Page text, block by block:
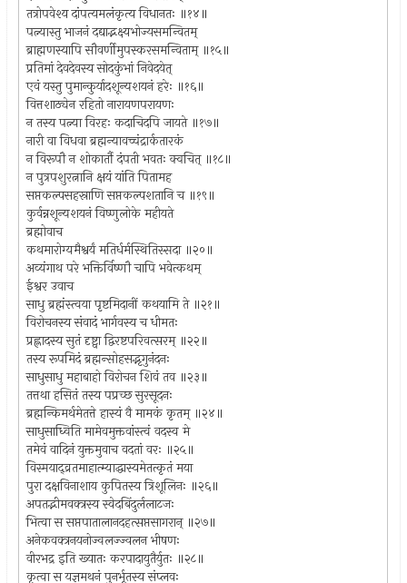
तत्रोपवेश्य दांपत्यमलंकृत्य विधानतः ॥१४॥
पत्न्यास्तु भाजनं दद्याद्भक्ष्यभोज्यसमन्वितम्
ब्राह्मणस्यापि सौवर्णीमुपस्करसमन्विताम् ॥१५॥
प्रतिमां देवदेवस्य सोदकुंभां निवेदयेत्
एवं यस्तु पुमान्कुर्यादशून्यशयनं हरेः ॥१६॥
वित्तशाठ्येन रहितो नारायणपरायणः
न तस्य पत्न्या विरहः कदाचिदपि जायते ॥१७॥
नारी वा विधवा ब्रह्मन्यावच्चंद्रार्कतारकं
न विरूपौ न शोकार्तौ दंपती भवतः क्वचित् ॥१८॥
न पुत्रपशुरत्नानि क्षयं यांति पितामह
सप्तकल्पसहस्राणि सप्तकल्पशतानि च ॥१९॥
कुर्वन्नशून्यशयनं विष्णुलोके महीयते
ब्रह्मोवाच
कथमारोग्यमैश्वर्यं मतिर्धर्मस्थितिस्सदा ॥२०॥
अव्यंगाथ परे भक्तिर्विष्णौ चापि भवेत्कथम्
ईश्वर उवाच
साधु ब्रह्मंस्त्वया पृष्टमिदानीं कथयामि ते ॥२१॥
विरोचनस्य संवादं भार्गवस्य च धीमतः
प्रह्लादस्य सुतं दृष्ट्वा द्विरष्टपरिवत्सरम् ॥२२॥
तस्य रूपमिदं ब्रह्मन्सोहसद्भृगुनंदनः
साधुसाधु महाबाहो विरोचन शिवं तव ॥२३॥
तत्तथा हसितं तस्य पप्रच्छ सुरसूदनः
ब्रह्मन्किमर्थमेतत्ते हास्यं वै मामकं कृतम् ॥२४॥
साधुसाध्विति मामेवमुक्तवांस्त्वं वदस्व मे
तमेवं वादिनं युक्तमुवाच वदतां वरः ॥२५॥
विस्मयाद्व्रतमाहात्म्याद्धास्यमेतत्कृतं मया
पुरा दक्षविनाशाय कुपितस्य त्रिशूलिनः ॥२६॥
अपतद्भीमवक्त्रस्य स्वेदबिंदुर्ललाटजः
भित्वा स सप्तपातालानदहत्सप्तसागरान् ॥२७॥
अनेकवक्त्रनयनोज्वलज्ज्वलन भीषणः
वीरभद्र इति ख्यातः करपादायुतैर्युतः ॥२८॥
कृत्वा स यज्ञमथनं पुनर्भूतस्य संप्लवः